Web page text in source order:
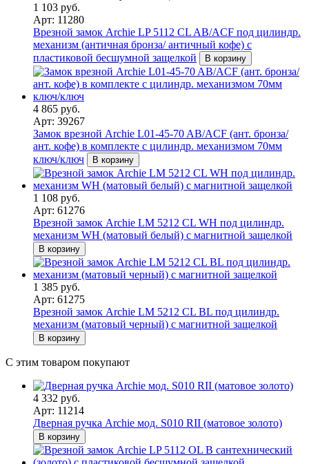
1 103 руб.
Арт: 11280
Врезной замок Archie LP 5112 CL AB/ACF под цилиндр.
механизм (античная бронза/ античный кофе) с
пластиковой бесшумной защелкой
В корзину
4 865 руб.
Арт: 39267
Замок врезной Archie L01-45-70 AB/ACF (ант. бронза/
ант. кофе) в комплекте с цилиндр. механизмом 70мм
ключ/ключ
В корзину
1 108 руб.
Арт: 61276
Врезной замок Archie LM 5212 CL WH под цилиндр.
механизм WH (матовый белый) с магнитной защелкой
В корзину
1 385 руб.
Арт: 61275
Врезной замок Archie LM 5212 CL BL под цилиндр.
механизм (матовый черный) с магнитной защелкой
В корзину
С этим товаром покупают
4 332 руб.
Арт: 11214
Дверная ручка Archie мод. S010 RII (матовое золото)
В корзину